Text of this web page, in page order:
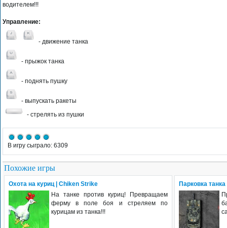
водителем!!!
Управление:
- движение танка
- прыжок танка
- поднять пушку
- выпускать ракеты
- стрелять из пушки
В игру сыграло: 6309
Похожие игры
Охота на куриц | Chiken Strike
На танке против куриц! Превращаем
ферму в поле боя и стреляем по
курицам из танка!!!
Парковка